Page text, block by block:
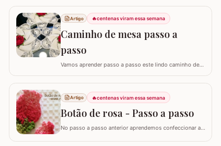
festas de fim de ano. Hoje, vamos aprender como
confeccionar um belíssimo Centrinho de Mesa Natalino,
utilizando a Flor Hibisco como peça central. Este
trabalho é surpreendentemente simples de…
Artigo 🔥centenas viram essa semana
Caminho de mesa passo a
passo
Vamos aprender passo a passo este lindo caminho de
Sauberlich Crochêt. Utilizei fio Duna e flor Camélia Fio
Duna Branco 8001 (4 novelos de 340m ou 8 de 140m)
Fio Duna Vermelho 3542 (1 novelo de 340m) Fio Duna
Verde 9392 (apenas para as folhas)…
Artigo 🔥centenas viram essa semana
Botão de rosa - Passo a passo
No passo a passo anterior aprendemos confeccionar a